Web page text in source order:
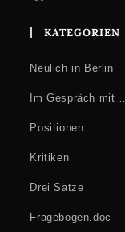
KATEGORIEN
Neulich in Berlin
Im Gespräch mit …
Positionen
Kritiken
Drei Sätze
Fragebogen.doc